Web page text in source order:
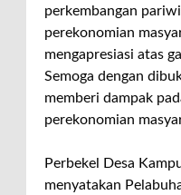
perkembangan
perekonomian
mengapresiasi atas
Semoga dengan
memberi dampak
perekonomian
Perbekel Desa
menyatakan